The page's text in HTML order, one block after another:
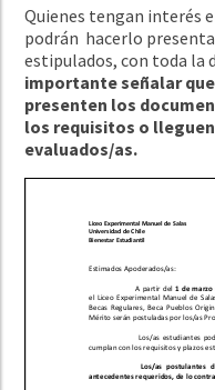
Quienes tengan interés
podrán hacerlo
estipulados, con toda la
importante señalar
presenten los
los requisitos o
evaluados/as.